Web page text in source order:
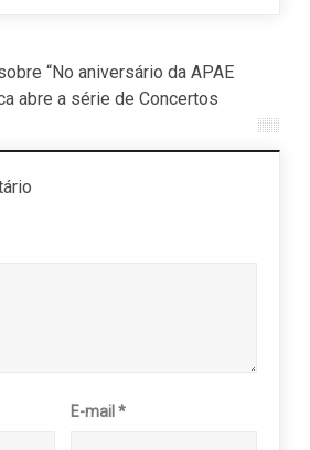
“No aniversário da APAE
abre a série de Concertos
E-mail*